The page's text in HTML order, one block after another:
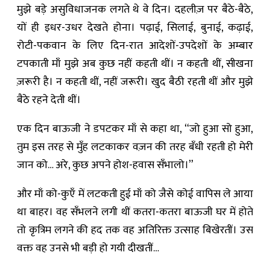
मुझे बड़े असुविधाजनक लगते थे वे दिन। दहलीज़ पर बैठे-बैठे,
यों ही इधर-उधर देखते होना। पढ़ाई, सिलाई, बुनाई, कढ़ाई,
रोटी-पकवान के लिए दिन-रात आदेशों-उपदेशों के अम्बार
टपकाती माँ मुझे अब कुछ नहीं कहती थीं। न कहती थीं, सीखना
ज़रूरी है। न कहती थीं, नहीं जरूरी। खुद बैठी रहती थीं और मुझे
बैठे रहने देती थीं।
एक दिन बाऊजी ने डपटकर माँ से कहा था, “जो हुआ सो हुआ,
तुम इस तरह से मुँह लटकाकर वज़न की तरह बँधी रहती हो मेरी
जान को… अरे, कुछ अपने होश-हवास सँभालो।”
और माँ को-कुएँ में लटकती हुई माँ को जैसे कोई वापिस ले आया
था बाहर। वह सँभलने लगी थीं कतरा-कतरा बाऊजी घर में होते
तो कृत्रिम लगने की हद तक वह अतिरिक्त उत्साह बिखेरतीं। उस
वक्त वह उनसे भी बड़ी हो गयी दीखतीं…